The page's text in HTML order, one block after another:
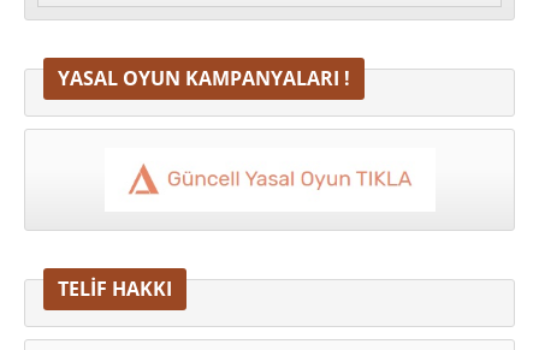
YASAL OYUN KAMPANYALARI !
TELİF HAKKI